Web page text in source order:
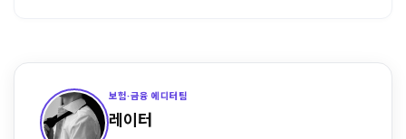
보험·금융 에디터팀
레이터